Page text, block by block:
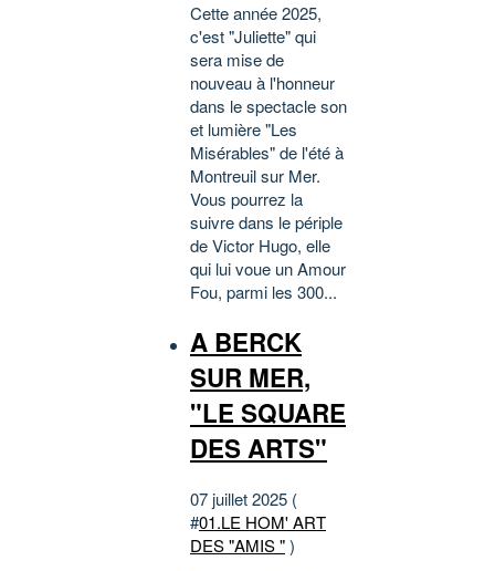
Cette année 2025,
c'est "Juliette" qui
sera mise de
nouveau à l'honneur
dans le spectacle son
et lumière "Les
Misérables" de l'été à
Montreuil sur Mer.
Vous pourrez la
suivre dans le périple
de Victor Hugo, elle
qui lui voue un Amour
Fou, parmi les 300...
A BERCK
SUR MER,
"LE SQUARE
DES ARTS"
07 juillet 2025 (
#01.LE HOM' ART
DES "AMIS ")